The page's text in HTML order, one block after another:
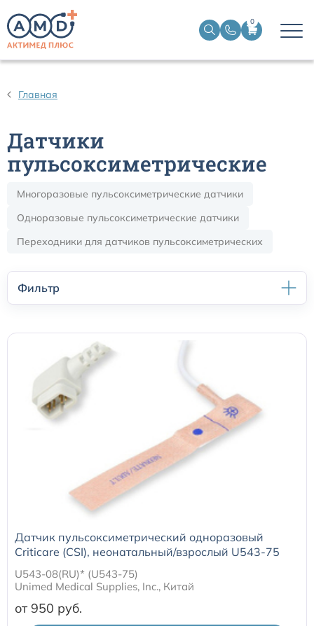
0
Главная
Датчики
пульсоксиметрические
Многоразовые пульсоксиметрические датчики
Одноразовые пульсоксиметрические датчики
Переходники для датчиков пульсоксиметрических
Фильтр
Датчик пульсоксиметрический одноразовый
Criticare (CSI), неонатальный/взрослый U543-75
U543-08(RU)* (U543-75)
Unimed Medical Supplies, Inc., Китай
от 950
Датчики ЭЭГ BIS
Кабели пациента ЭКГ
Кабели для кардиографов
Датчики потока для аппаратов ИВЛ
Электроды для ЭКГ
Пульсоксиметры
Кабели для инвазивного давления (ИАД)
Датчики (трансдьюсеры)
Подбор по марке оборудования
Оригинальные расходные материалы GE
Nihon Kohden расходные материалы